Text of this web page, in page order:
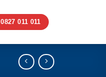
0827 011 011